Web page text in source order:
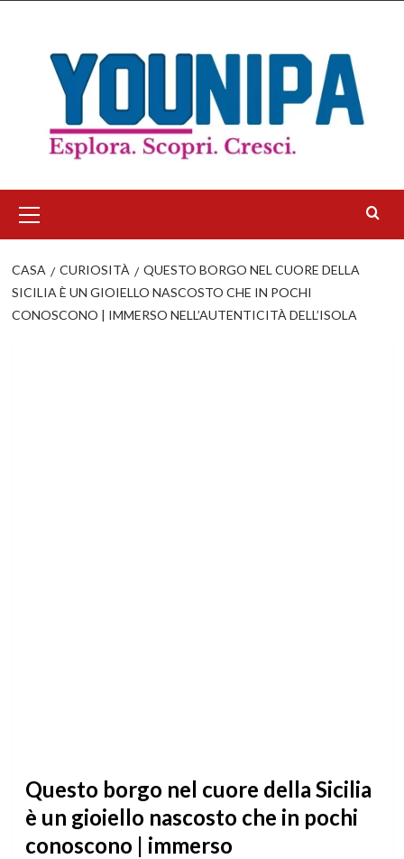
contenuto
principale
CASA CURIOSITÀ
QUESTO BORGO NEL CUORE DELLA
SICILIA È UN GIOIELLO NASCOSTO CHE IN POCHI
CONOSCONO | IMMERSO NELL’AUTENTICITÀ DELL’ISOLA
Questo borgo nel cuore della Sicilia
è un gioiello nascosto che in pochi
conoscono | immerso